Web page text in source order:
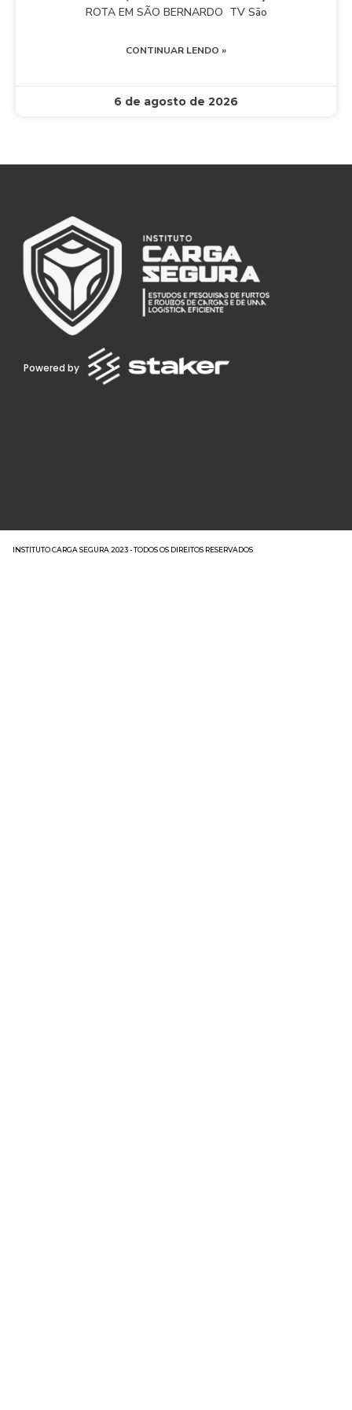
ROTA EM SÃO BERNARDO TV São
CONTINUAR LENDO »
6 de agosto de 2026
Powered by
INSTITUTO CARGA SEGURA 2023 - TODOS OS DIREITOS RESERVADOS